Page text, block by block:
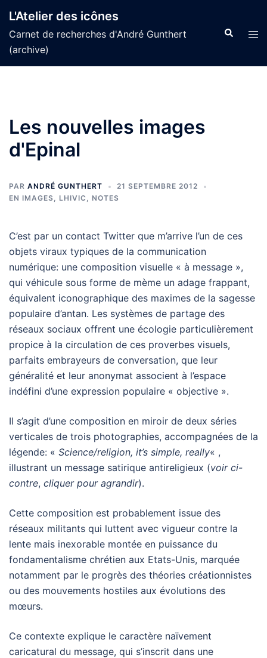
au
contenu
L'Atelier des icônes
Carnet de recherches d'André Gunthert
(archive)
Les nouvelles images
d'Epinal
PAR ANDRÉ GUNTHERT
21 SEPTEMBRE 2012
EN IMAGES, LHIVIC , NOTES
C’est par un contact Twitter que m’arrive l’un de ces
objets viraux typiques de la communication
numérique: une composition visuelle « à message »,
qui véhicule sous forme de mème un adage frappant,
équivalent iconographique des maximes de la sagesse
populaire d’antan. Les systèmes de partage des
réseaux sociaux offrent une écologie particulièrement
propice à la circulation de ces proverbes visuels,
parfaits embrayeurs de conversation, que leur
généralité et leur anonymat associent à l’espace
indéfini d’une expression populaire « objective ».
Il s’agit d’une composition en miroir de deux séries
verticales de trois photographies, accompagnées de la
légende: « Science/religion, it’s simple, really« ,
illustrant un message satirique antireligieux (voir ci-
contre, cliquer pour agrandir).
Cette composition est probablement issue des
réseaux militants qui luttent avec vigueur contre la
lente mais inexorable montée en puissance du
fondamentalisme chrétien aux Etats-Unis, marquée
notamment par le progrès des théories créationnistes
ou des mouvements hostiles aux évolutions des
mœurs.
Ce contexte explique le caractère naïvement
caricatural du message, qui s’inscrit dans une